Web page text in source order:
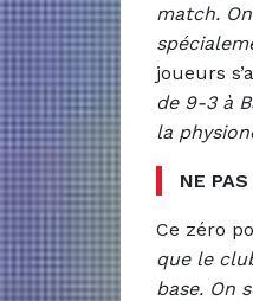
match.
joueurs
de 9-3 à
la
NE
Ce zéro
que le
base. On